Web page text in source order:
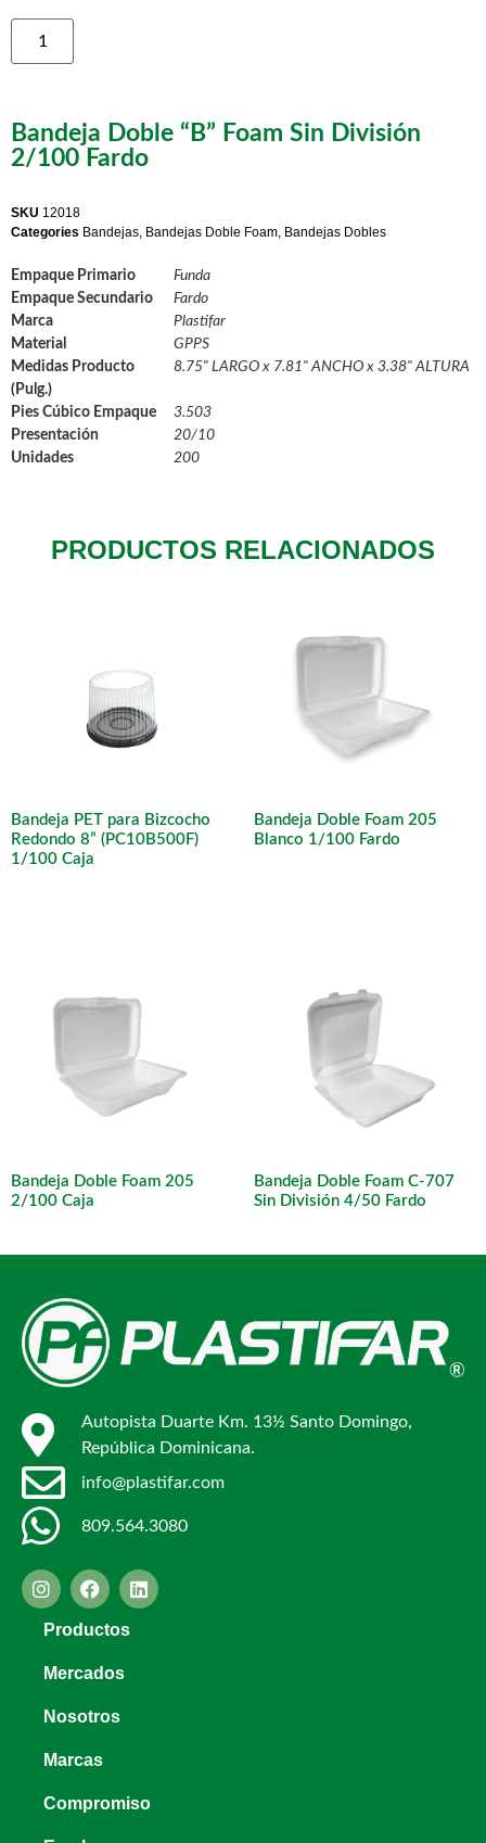
Bandeja Doble “B” Foam Sin División
2/100 Fardo
SKU 12018
Categories Bandejas, Bandejas Doble Foam, Bandejas Dobles
Empaque Primario
Funda
Empaque Secundario
Fardo
Marca
Plastifar
Material
GPPS
Medidas Producto
(Pulg.)
8.75" LARGO x 7.81" ANCHO x 3.38" ALTURA
Pies Cúbico Empaque
3.503
Presentación
20/10
Unidades
200
PRODUCTOS RELACIONADOS
Bandeja PET para Bizcocho
Redondo 8” (PC10B500F)
1/100 Caja
Bandeja Doble Foam 205
Blanco 1/100 Fardo
Bandeja Doble Foam 205
2/100 Caja
Bandeja Doble Foam C-707
Sin División 4/50 Fardo
Autopista Duarte Km. 13½ Santo Domingo,
República Dominicana.
info@plastifar.com
809.564.3080
Productos
Mercados
Nosotros
Marcas
Compromiso